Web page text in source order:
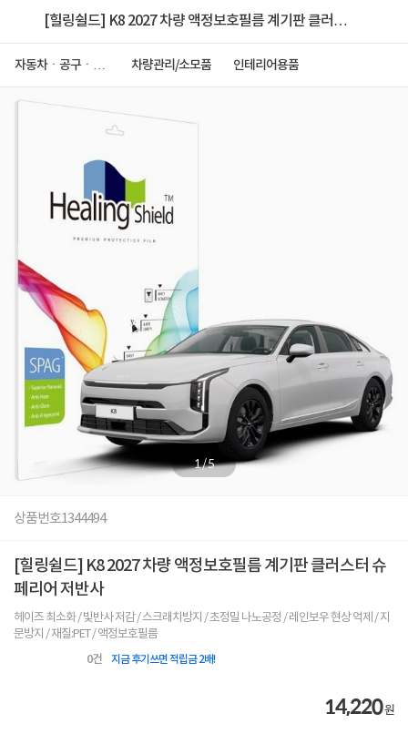
[힐링쉴드] K8 2027 차량 액정보호필름 계기판 클러스
자동차ㆍ공구ㆍ안
차량관리/소모품 인테리어용품
1/5
상품번호1344494
[힐링쉴드] K8 2027 차량 액정보호필름 계기판 클러스터 슈
페리어 저반사
헤이즈 최소화 / 빛반사 저감 / 스크래치방지 / 초정밀 나노공정 / 레인보우 현상 억제 / 지
문방지 / 재질:PET / 액정보호필름
0건 지금 후기쓰면 적립금 2배!
14,220원